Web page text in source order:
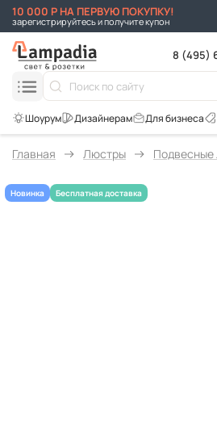
10 000 Р НА ПЕРВУЮ ПОКУПКУ!
зарегистрируйтесь и получите купон
8 (495)
Для бизнеса
Главная Люстры